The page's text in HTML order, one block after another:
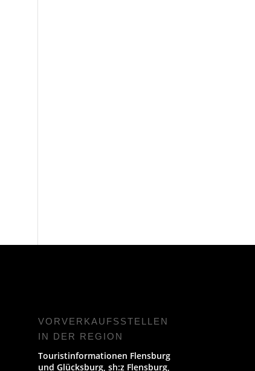
VORVERKAUFS­STELLEN
IN DER REGION
Touristinformationen Flensburg
und Glücksburg, sh:z Flensburg,